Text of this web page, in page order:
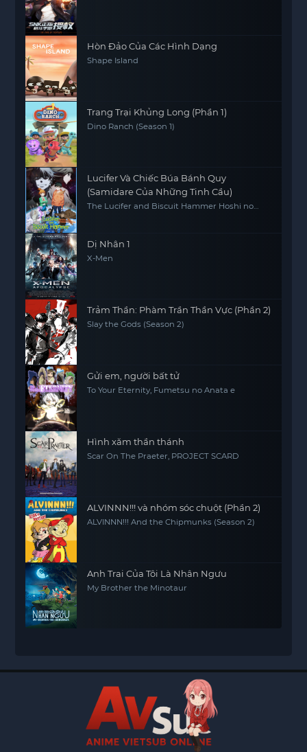
Hòn Đảo Của Các Hình Dạng
Shape Island
Trang Trại Khủng Long (Phần 1)
Dino Ranch (Season 1)
Lucifer Và Chiếc Búa Bánh Quy
(Samidare Của Những Tinh Cầu)
The Lucifer and Biscuit Hammer Hoshi no
Dị Nhân 1
X-Men
Trảm Thần: Phàm Trần Thần Vực (Phần 2)
Slay the Gods (Season 2)
Gửi em, người bất tử
To Your Eternity, Fumetsu no Anata e
Hình xăm thần thánh
Scar On The Praeter, PROJECT SCARD
ALVINNN!!! và nhóm sóc chuột (Phần 2)
ALVINNN!!! And the Chipmunks (Season 2)
Anh Trai Của Tôi Là Nhân Ngưu
My Brother the Minotaur